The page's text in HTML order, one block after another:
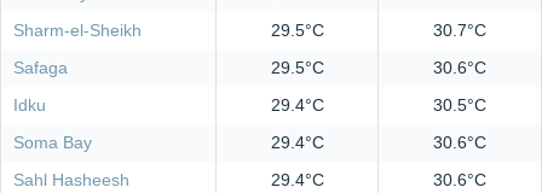
Sharm-el-Sheikh
29.5°C
30.7°C
Safaga
29.5°C
30.6°C
Idku
29.4°C
30.5°C
Soma Bay
29.4°C
30.6°C
Sahl Hasheesh
29.4°C
30.6°C